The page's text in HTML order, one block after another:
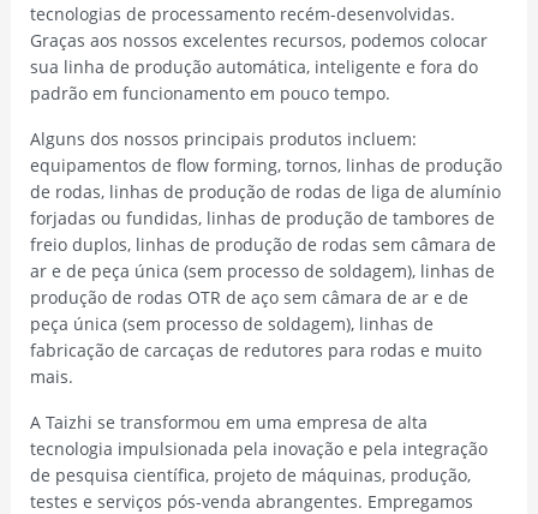
tecnologias de processamento recém-desenvolvidas.
Graças aos nossos excelentes recursos, podemos colocar
sua linha de produção automática, inteligente e fora do
padrão em funcionamento em pouco tempo.
Alguns dos nossos principais produtos incluem:
equipamentos de flow forming, tornos, linhas de produção
de rodas, linhas de produção de rodas de liga de alumínio
forjadas ou fundidas, linhas de produção de tambores de
freio duplos, linhas de produção de rodas sem câmara de
ar e de peça única (sem processo de soldagem), linhas de
produção de rodas OTR de aço sem câmara de ar e de
peça única (sem processo de soldagem), linhas de
fabricação de carcaças de redutores para rodas e muito
mais.
A Taizhi se transformou em uma empresa de alta
tecnologia impulsionada pela inovação e pela integração
de pesquisa científica, projeto de máquinas, produção,
testes e serviços pós-venda abrangentes. Empregamos